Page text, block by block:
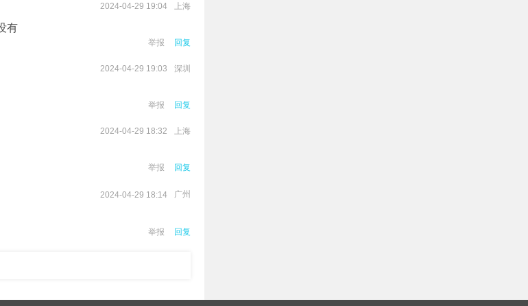
2024-04-29 19:04 上海
有
举报 回复
2024-04-29 19:03 深圳
举报 回复
2024-04-29 18:32 上海
举报 回复
2024-04-29 18:14 广州
举报 回复